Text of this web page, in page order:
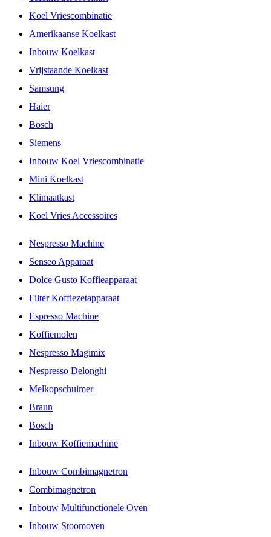
Koel Vriescombinatie
Amerikaanse Koelkast
Inbouw Koelkast
Vrijstaande Koelkast
Samsung
Haier
Bosch
Siemens
Inbouw Koel Vriescombinatie
Mini Koelkast
Klimaatkast
Koel Vries Accessoires
Nespresso Machine
Senseo Apparaat
Dolce Gusto Koffieapparaat
Filter Koffiezetapparaat
Espresso Machine
Koffiemolen
Nespresso Magimix
Nespresso Delonghi
Melkopschuimer
Braun
Bosch
Inbouw Koffiemachine
Inbouw Combimagnetron
Combimagnetron
Inbouw Multifunctionele Oven
Inbouw Stoomoven